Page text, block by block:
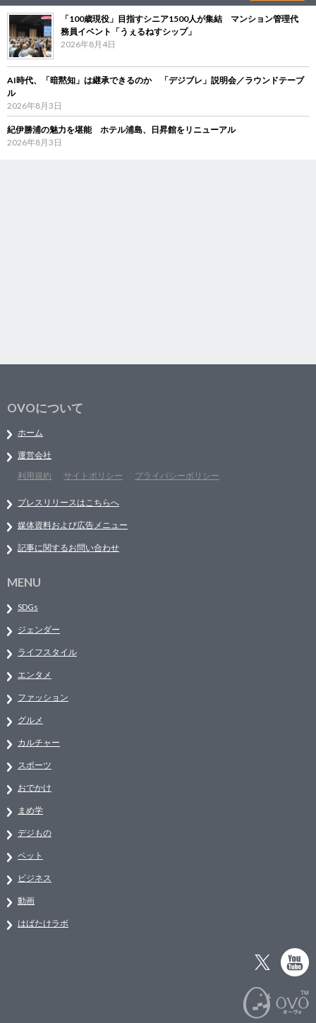
「100歳現役」目指すシニア1500人が集結 マンション管理代
務員イベント「うぇるねすシップ」
2026年8月4日
AI時代、「暗黙知」は継承できるのか 「デジブレ」説明会／ラウンドテーブ
ル
2026年8月3日
紀伊勝浦の魅力を堪能 ホテル浦島、日昇館をリニューアル
2026年8月3日
OVOについて
ホーム
運営会社
利用規約
サイトポリシー プライバシーポリシー
プレスリリースはこちらへ
媒体資料および広告メニュー
記事に関するお問い合わせ
MENU
SDGs
ジェンダー
ライフスタイル
エンタメ
ファッション
グルメ
カルチャー
スポーツ
おでかけ
まめ学
デジもの
ペット
ビジネス
動画
はばたけラボ